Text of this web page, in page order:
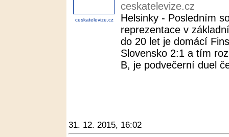
ceskatelevize.cz
ceskatelevize.cz
Helsinky - Posledním
reprezentace v
do 20 let je domácí
Slovensko 2:1 a tím
B, je podvečerní duel
31. 12. 2015, 16:02